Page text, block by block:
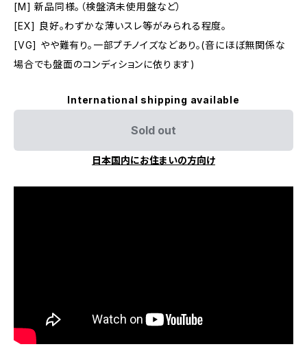
[M] 新品同様。（検盤済未使用盤など）
[EX] 良好。わずかな薄いスレ等がみられる程度。
[VG] やや難有り。一部プチノイズなどあり。(音にほぼ無関係な
場合でも盤面のコンディションに依ります)
International shipping available
Sold out
日本国内にお住まいの方向け